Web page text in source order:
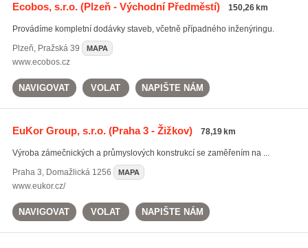
Ecobos, s.r.o.(Plzeň - Východní Předměstí) 150,26 km
Provádíme kompletní dodávky staveb, včetně případného inženýringu.
Plzeň, Pražská 39 MAPA
www.ecobos.cz
NAVIGOVAT VOLAT NAPIŠTE NÁM
EuKor Group, s.r.o.(Praha 3 - Žižkov) 78,19 km
Výroba zámečnických a průmyslových konstrukcí se zaměřením na ...
Praha 3, Domažlická 1256 MAPA
www.eukor.cz/
NAVIGOVAT VOLAT NAPIŠTE NÁM